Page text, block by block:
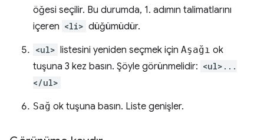
öğesi seçilir. Bu durumda, 1. adımın talimatlarını
içeren <li> düğümüdür.
<ul> listesini yeniden seçmek için Aşağı ok
tuşuna 3 kez basın. Şöyle görünmelidir: <ul>...
</ul>
Sağ ok tuşuna basın. Liste genişler.